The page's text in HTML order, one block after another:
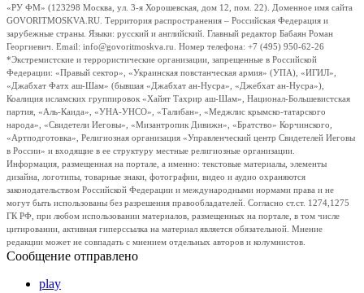
«РУ ФМ» (123298 Москва, ул. 3-я Хорошевская, дом 12, пом. 22). Доменное имя сайта
GOVORITMOSKVA.RU. Территория распространения – Российская Федерация и
зарубежные страны. Языки: русский и английский. Главный редактор Бабаян Роман
Георгиевич. Email: info@govoritmoskva.ru. Номер телефона: +7 (495) 950-62-26
*Экстремистские и террористические организации, запрещенные в Российской
Федерации: «Правый сектор», «Украинская повстанческая армия» (УПА), «ИГИЛ»,
«Джабхат Фатх аш-Шам» (бывшая «Джабхат ан-Нусра», «Джебхат ан-Нусра»),
Коалиция исламских группировок «Хайят Тахрир аш-Шам», Национал-Большевистская
партия, «Аль-Каида», «УНА-УНСО», «Талибан», «Меджлис крымско-татарского
народа», «Свидетели Иеговы», «Мизантропик Дивижн», «Братство» Корчинского,
«Артподготовка», Религиозная организация «Управленческий центр Свидетелей Иеговы
в России» и входящие в ее структуру местные религиозные организации.
Информация, размещенная на портале, а именно: текстовые материалы, элементы
дизайна, логотипы, товарные знаки, фотографии, видео и аудио охраняются
законодательством Российской Федерации и международными нормами права и не
могут быть использованы без разрешения правообладателей. Согласно ст.ст. 1274,1275
ГК РФ, при любом использовании материалов, размещенных на портале, в том числе
цитировании, активная гиперссылка на материал является обязательной. Мнение
редакции может не совпадать с мнением отдельных авторов и колумнистов.
Сообщение отправлено
play